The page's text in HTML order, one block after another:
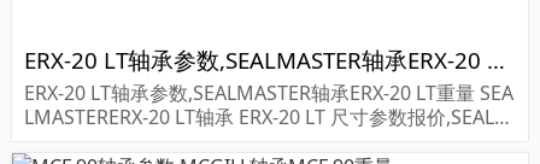
ERX-20 LT轴承参数,SEALMASTER轴承ERX-20 LT重量
ERX-20 LT轴承参数,SEALMASTER轴承ERX-20 LT重量 SEA
LMASTERERX-20 LT轴承 ERX-20 LT 尺寸参数报价,SEALM